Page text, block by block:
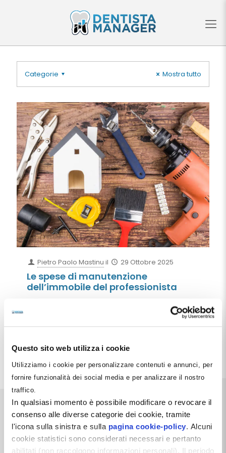
Questo sito web utilizza i cookie
Utilizziamo i cookie per personalizzare contenuti e annunci, per
fornire funzionalità dei social media e per analizzare il nostro
traffico.
In qualsiasi momento è possibile modificare o revocare il
consenso alle diverse categorie dei cookie, tramite
l'icona sulla sinistra e sulla pagina cookie-policy . Alcuni
cookie statistici sono considerati necessari e pertanto
abilitati (non raccolgono informazioni personali). Il periodo
Categorie Mostra tutto
Pietro Paolo Mastinu il 29 Ottobre 2025
Le spese di manutenzione
dell’immobile del professionista
Ogni volta che il legislatore decide di “semplificare”
la vita ai professionisti, sappiamo già come andrà a